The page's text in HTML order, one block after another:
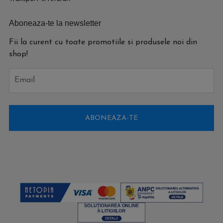
Aboneaza-te la newsletter
Fii la curent cu toate promotiile si produsele noi din
shop!
Email
ABONEAZA-TE